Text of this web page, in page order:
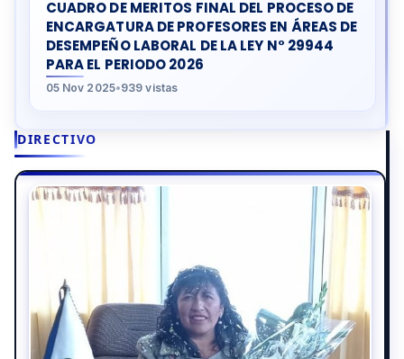
DIRECTIVO
CUADRO DE MERITOS FINAL DEL PROCESO DE
ENCARGATURA DE PROFESORES EN ÁREAS DE
DESEMPEÑO LABORAL DE LA LEY N° 29944
PARA EL PERIODO 2026
05 Nov 2025•939 vistas